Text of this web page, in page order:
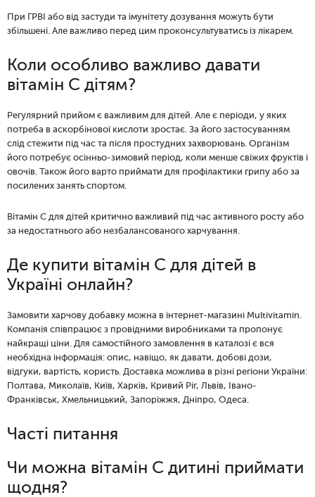
При ГРВІ або від застуди та імунітету дозування можуть бути
збільшені. Але важливо перед цим проконсультуватись із лікарем.
Коли особливо важливо давати
вітамін С дітям?
Регулярний прийом є важливим для дітей. Але є періоди, у яких
потреба в аскорбінової кислоти зростає. За його застосуванням
слід стежити під час та після простудних захворювань. Організм
його потребує осінньо-зимовий період, коли менше свіжих фруктів і
овочів. Також його варто приймати для профілактики грипу або за
посилених занять спортом.
Вітамін С для дітей критично важливий під час активного росту або
за недостатнього або незбалансованого харчування.
Де купити вітамін C для дітей в
Україні онлайн?
Замовити харчову добавку можна в інтернет-магазині Multivitamin.
Компанія співпрацює з провідними виробниками та пропонує
найкращі ціни. Для самостійного замовлення в каталозі є вся
необхідна інформація: опис, навіщо, як давати, добові дози,
відгуки, вартість, користь. Доставка можлива в різні регіони України:
Полтава, Миколаїв, Київ, Харків, Кривий Ріг, Львів, Івано-
Франківськ, Хмельницький, Запоріжжя, Дніпро, Одеса.
Часті питання
Чи можна вітамін С дитині приймати
щодня?